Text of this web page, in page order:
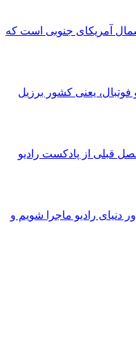
شمال آمریکای جنوبی است که
یعنی کشور برزیل
قبلی از پادکست رادیو
دنیای رادیو ماجرا شویم و